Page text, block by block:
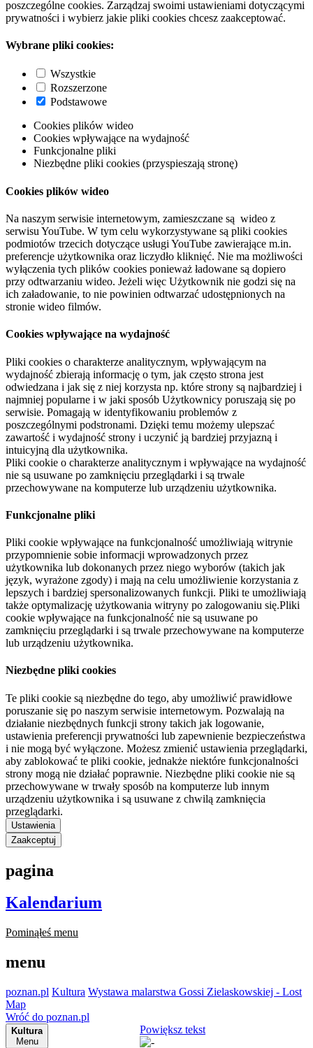
poszczególne cookies. Zarządzaj swoimi ustawieniami dotyczącymi
prywatności i wybierz jakie pliki cookies chcesz zaakceptować.
Wybrane pliki cookies:
Wszystkie
Rozszerzone
Podstawowe
Cookies plików wideo
Cookies wpływające na wydajność
Funkcjonalne pliki
Niezbędne pliki cookies (przyspieszają stronę)
Cookies plików wideo
Na naszym serwisie internetowym, zamieszczane są wideo z
serwisu YouTube. W tym celu wykorzystywane są pliki cookies
podmiotów trzecich dotyczące usługi YouTube zawierające m.in.
preferencje użytkownika oraz liczydło kliknięć. Nie ma możliwości
wyłączenia tych plików cookies ponieważ ładowane są dopiero
przy odtwarzaniu wideo. Jeżeli więc Użytkownik nie godzi się na
ich załadowanie, to nie powinien odtwarzać udostępnionych na
stronie wideo filmów.
Cookies wpływające na wydajność
Pliki cookies o charakterze analitycznym, wpływającym na
wydajność zbierają informację o tym, jak często strona jest
odwiedzana i jak się z niej korzysta np. które strony są najbardziej i
najmniej popularne i w jaki sposób Użytkownicy poruszają się po
serwisie. Pomagają w identyfikowaniu problemów z
poszczególnymi podstronami. Dzięki temu możemy ulepszać
zawartość i wydajność strony i uczynić ją bardziej przyjazną i
intuicyjną dla użytkownika.
Pliki cookie o charakterze analitycznym i wpływające na wydajność
nie są usuwane po zamknięciu przeglądarki i są trwale
przechowywane na komputerze lub urządzeniu użytkownika.
Funkcjonalne pliki
Pliki cookie wpływające na funkcjonalność umożliwiają witrynie
przypomnienie sobie informacji wprowadzonych przez
użytkownika lub dokonanych przez niego wyborów (takich jak
język, wyrażone zgody) i mają na celu umożliwienie korzystania z
lepszych i bardziej spersonalizowanych funkcji. Pliki te umożliwiają
także optymalizację użytkowania witryny po zalogowaniu się.Pliki
cookie wpływające na funkcjonalność nie są usuwane po
zamknięciu przeglądarki i są trwale przechowywane na komputerze
lub urządzeniu użytkownika.
Niezbędne pliki cookies
Te pliki cookie są niezbędne do tego, aby umożliwić prawidłowe
poruszanie się po naszym serwisie internetowym. Pozwalają na
działanie niezbędnych funkcji strony takich jak logowanie,
ustawienia preferencji prywatności lub zapewnienie bezpieczeństwa
i nie mogą być wyłączone. Możesz zmienić ustawienia przeglądarki,
aby zablokować te pliki cookie, jednakże niektóre funkcjonalności
strony mogą nie działać poprawnie. Niezbędne pliki cookie nie są
przechowywane w trwały sposób na komputerze lub innym
urządzeniu użytkownika i są usuwane z chwilą zamknięcia
przeglądarki.
Ustawienia
Zaakceptuj
pagina
Kalendarium
Pominąłeś menu
menu
poznan.pl Kultura Wystawa malarstwa Gossi Zielaskowskiej - Lost
Map
Wróć do poznan.pl
Kultura
Menu
Powiększ tekst